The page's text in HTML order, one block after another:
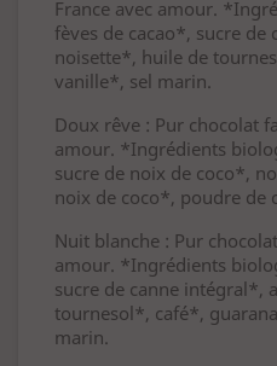
France avec amour.
fèves de cacao*, sucre de
noisette*, huile de
vanille*, sel marin.
Doux rêve : Pur chocolat
amour. *Ingrédients
sucre de noix de coco*,
noix de coco*, poudre de
Nuit blanche : Pur
amour. *Ingrédients
sucre de canne intégral*,
tournesol*, café*,
marin.